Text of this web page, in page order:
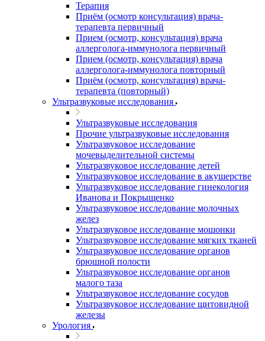
Терапия
Приём (осмотр консультация) врача-
терапевта первичный
Прием (осмотр, консультация) врача
аллерголога-иммунолога первичный
Прием (осмотр, консультация) врача
аллерголога-иммунолога повторный
Приём (осмотр, консультация) врача-
терапевта (повторный)
Ультразвуковые исследования
Ультразвуковые исследования
Прочие ультразвуковые исследования
Ультразвуковое исследование
мочевыделительной системы
Ультразвуковое исследование детей
Ультразвуковое исследование в акушерстве
Ультразвуковое исследование гинекология
Иванова и Покрыщенко
Ультразвуковое исследование молочных
желез
Ультразвуковое исследование мошонки
Ультразвуковое исследование мягких тканей
Ультразвуковое исследование органов
брюшной полости
Ультразвуковое исследование органов
малого таза
Ультразвуковое исследование сосудов
Ультразвуковое исследование щитовидной
железы
Урология